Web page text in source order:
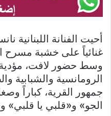
أحيت الفنانة
غنائياً على خشبة مسرح
وسط حضور لافت، مؤدية
الرومانسية والشبابية
جمهور القرية، كباراً
الجو» و«قلبي يا